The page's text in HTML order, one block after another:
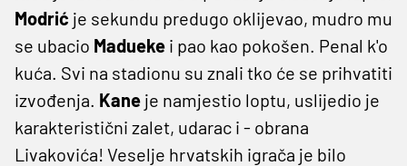
Modrić je sekundu predugo oklijevao, mudro mu
se ubacio Madueke i pao kao pokošen. Penal k'o
kuća. Svi na stadionu su znali tko će se prihvatiti
izvođenja. Kane je namjestio loptu, uslijedio je
karakteristični zalet, udarac i - obrana
Livakovića! Veselje hrvatskih igrača je bilo